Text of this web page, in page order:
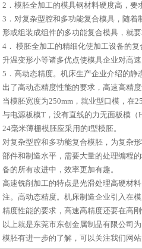
2．模胚全加工的模具钢材料硬度高，
3．对复杂型腔和多功能复合模具，随
形或组装成组件的多功能复合模具，就
4． 模胚全加工的精细化使加工设备的
升温变形小等诸多优点使模具企业对高速
5．高动态精度。机床生产企业介绍的
出了高动态精度性能的要求，高速高精
当模胚宽度为250mm，就业型口模，在
与电源板模T，没有直线的力无面板模
24毫米薄栅模胚应采用的I型模胚。
对复杂型腔和多功能复合模胚，为复杂
部件和制造水平，需要大量的处理编程
备的所有改进中，效率更加有趣。
高速铣削加工的特点是光滑处理高硬材
注。高动态精度。机床制造企业引入在
精度性能的要求，高速高精度还要在高
以上就是东莞市东创金属制品有限公司
模胚有进一步的了解，可以关注我们网